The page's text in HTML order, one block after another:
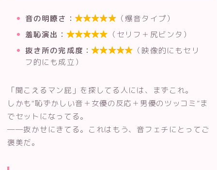
音の明瞭さ： 
（爆音タイプ）
羞恥演出： 
（セリフ＋尻ビンタ）
抜き所の完成度：
（映像的にもセリ
フ的にも成立）
「聞こえるマン屁」を探してる人には、まずこれ。
しかも“恥ずかしい音＋女優の反応＋男優のツッコミ”ま
でセットになってる。
──抜かせにきてる。これはもう、音フェチにとってご
褒美だ。